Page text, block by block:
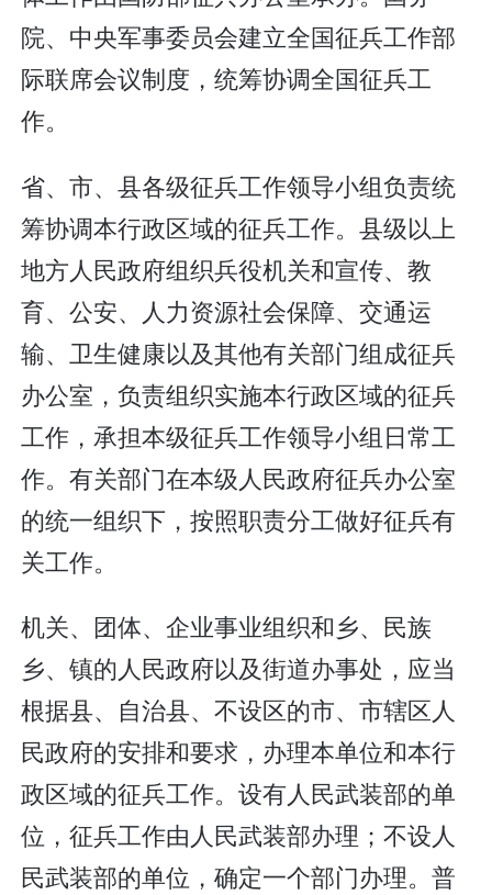
院、中央军事委员会建立全国征兵工作部
际联席会议制度，统筹协调全国征兵工
作。
省、市、县各级征兵工作领导小组负责统
筹协调本行政区域的征兵工作。县级以上
地方人民政府组织兵役机关和宣传、教
育、公安、人力资源社会保障、交通运
输、卫生健康以及其他有关部门组成征兵
办公室，负责组织实施本行政区域的征兵
工作，承担本级征兵工作领导小组日常工
作。有关部门在本级人民政府征兵办公室
的统一组织下，按照职责分工做好征兵有
关工作。
机关、团体、企业事业组织和乡、民族
乡、镇的人民政府以及街道办事处，应当
根据县、自治县、不设区的市、市辖区人
民政府的安排和要求，办理本单位和本行
政区域的征兵工作。设有人民武装部的单
位，征兵工作由人民武装部办理；不设人
民武装部的单位，确定一个部门办理。普